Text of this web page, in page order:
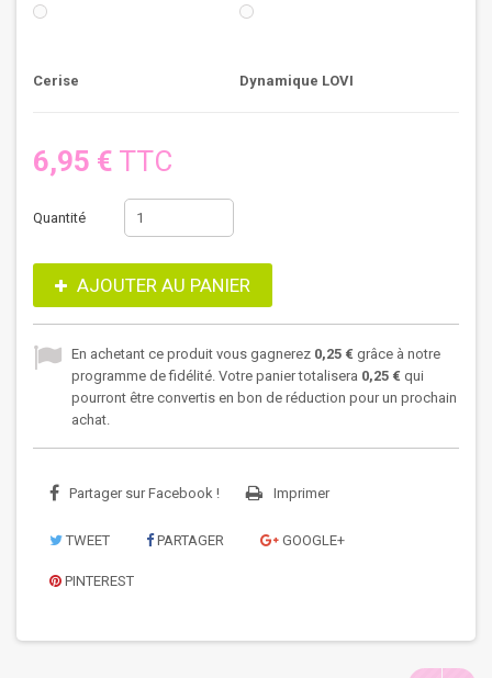
Cerise Dynamique LOVI
6,95 € TTC
Quantité
AJOUTER AU PANIER
En achetant ce produit vous gagnerez 0,25 € grâce à notre
programme de fidélité. Votre panier totalisera 0,25 € qui
pourront être convertis en bon de réduction pour un prochain
achat.
Partager sur Facebook ! Imprimer
TWEET PARTAGER GOOGLE+
PINTEREST